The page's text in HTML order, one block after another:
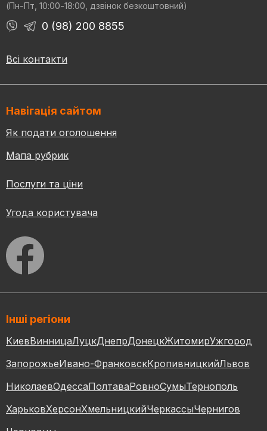
(Пн-Пт, 10:00-18:00, дзвінок безкоштовний)
0 (98) 200 8855
Всі контакти
Навігація сайтом
Як подати оголошення
Мапа рубрик
Послуги та ціни
Угода користувача
Інші регіони
КиевВинницаЛуцкДнепрДонецкЖитомирУжгород
ЗапорожьеИвано-ФранковскКропивницкийЛьвов
НиколаевОдессаПолтаваРовноСумыТернополь
ХарьковХерсонХмельницкийЧеркассыЧернигов